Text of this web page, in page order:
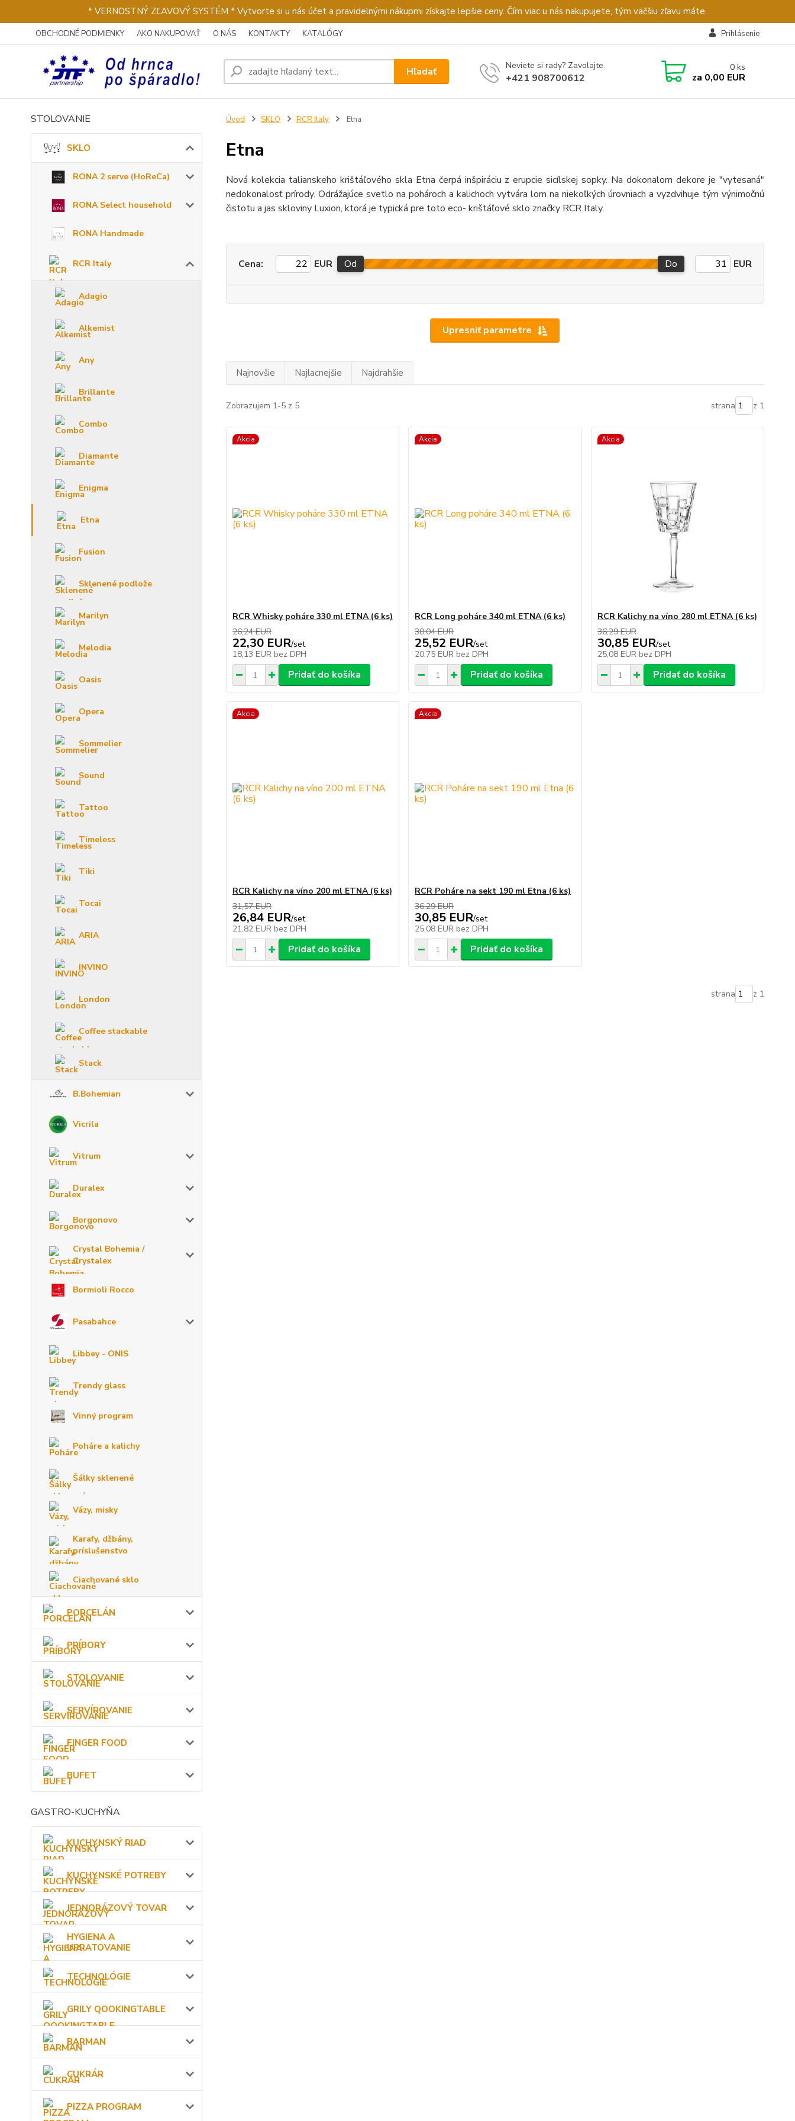
* VERNOSTNÝ ZĽAVOVÝ SYSTÉM * Vytvorte si u nás účet a pravidelnými nákupmi získajte lepšie ceny. Čím viac u nás nakupujete, tým väčšiu zľavu máte.
OBCHODNÉ PODMIENKY AKO NAKUPOVAŤ O NÁS KONTAKTY KATALÓGY Prihlásenie
Hľadať Neviete si rady? Zavolajte.
+421 908700612
0 ks
za 0,00 EUR
STOLOVANIE
SKLO
RONA 2 serve (HoReCa)
RONA Select household
RONA Handmade
RCR Italy
Adagio
Alkemist
Any
Brillante
Combo
Diamante
Enigma
Etna
Fusion
Sklenené podlože
Marilyn
Melodia
Oasis
Opera
Sommelier
Sound
Tattoo
Timeless
Tiki
Tocai
ARIA
INVINO
London
Coffee stackable
Stack
B.Bohemian
Vicrila
Vitrum
Duralex
Borgonovo
Crystal Bohemia /
Crystalex
Bormioli Rocco
Pasabahce
Libbey - ONIS
Trendy glass
Vinný program
Poháre a kalichy
Šálky sklenené
Vázy, misky
Karafy, džbány,
príslušenstvo
Ciachované sklo
PORCELÁN
PRÍBORY
STOLOVANIE
SERVÍROVANIE
FINGER FOOD
BUFET
GASTRO-KUCHYŇA
KUCHYNSKÝ RIAD
KUCHYNSKÉ POTREBY
JEDNORÁZOVÝ TOVAR
HYGIENA A
UPRATOVANIE
TECHNOLÓGIE
GRILY QOOKINGTABLE
BARMAN
CUKRÁR
PIZZA PROGRAM
Úvod SKLO RCR Italy Etna
Etna
Nová kolekcia talianskeho krištáľového skla Etna čerpá inšpiráciu z erupcie sicílskej sopky. Na dokonalom dekore je "vytesaná"
nedokonalosť prírody. Odrážajúce svetlo na pohároch a kalichoch vytvára lom na niekoľkých úrovniach a vyzdvihuje tým výnimočnú
čistotu a jas skloviny Luxion, ktorá je typická pre toto eco- krištáľové sklo značky RCR Italy.
Upresniť parametre
Cena: EUR Od Do EUR
Najnovšie Najlacnejšie Najdrahšie
Zobrazujem 1-5 z 5 strana z 1
Akcia
RCR Whisky poháre 330 ml ETNA (6 ks)
26,24 EUR
22,30 EUR/set
18,13 EUR bez DPH
Pridať do košíka
Akcia
RCR Long poháre 340 ml ETNA (6 ks)
30,04 EUR
25,52 EUR/set
20,75 EUR bez DPH
Pridať do košíka
Akcia
RCR Kalichy na víno 280 ml ETNA (6 ks)
36,29 EUR
30,85 EUR/set
25,08 EUR bez DPH
Pridať do košíka
Akcia
RCR Kalichy na víno 200 ml ETNA (6 ks)
31,57 EUR
26,84 EUR/set
21,82 EUR bez DPH
Pridať do košíka
Akcia
RCR Poháre na sekt 190 ml Etna (6 ks)
36,29 EUR
30,85 EUR/set
25,08 EUR bez DPH
Pridať do košíka
strana z 1